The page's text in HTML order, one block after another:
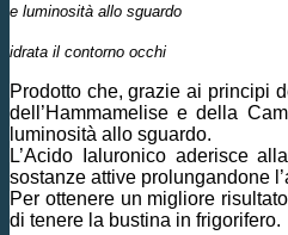
e luminosità allo sguardo
idrata il contorno occhi
Prodotto che, grazie ai principi
dell’Hammamelise e della
luminosità allo sguardo.
L’Acido Ialuronico aderisce
sostanze attive prolungandone
Per ottenere un migliore
di tenere la bustina in frigorifero.